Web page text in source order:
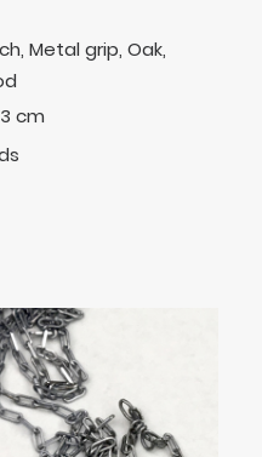
Metal grip, Oak,
cm